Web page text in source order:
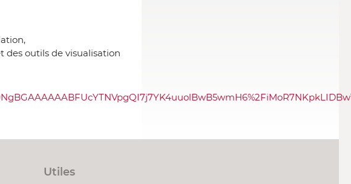
outils de visualisation
Utiles